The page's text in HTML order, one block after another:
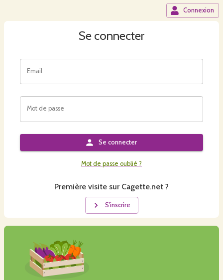
Connexion
Se connecter
Email
Mot de passe
Se connecter
Mot de passe oublié ?
Première visite sur Cagette.net ?
S'inscrire